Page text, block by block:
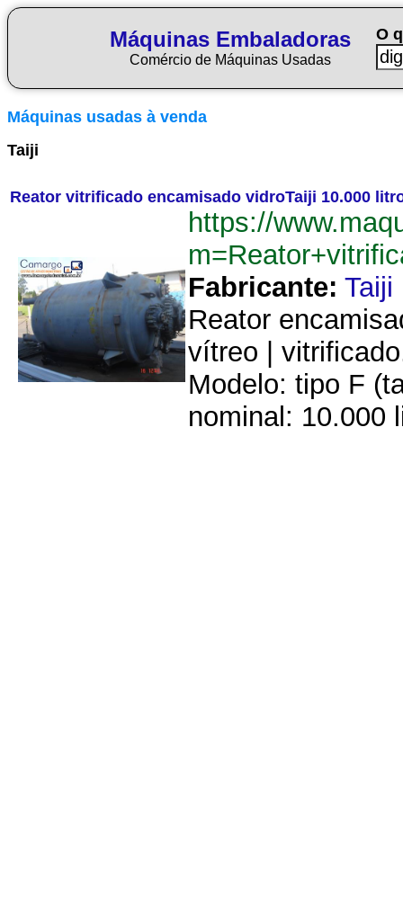
Máquinas Embaladoras
Comércio de Máquinas Usadas
O
Máquinas usadas à venda
Taiji
Reator vitrificado encamisado vidroTaiji 10.000
https://
Fabricante: Taiji
Reator
vítreo |
Modelo: tipo F
nominal: 10.000